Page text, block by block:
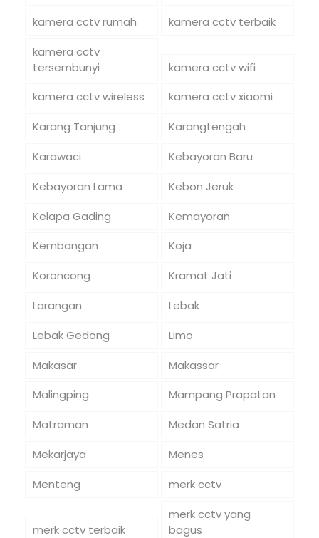
kamera cctv rumah
kamera cctv terbaik
kamera cctv
tersembunyi
kamera cctv wifi
kamera cctv wireless
kamera cctv xiaomi
Karang Tanjung
Karangtengah
Karawaci
Kebayoran Baru
Kebayoran Lama
Kebon Jeruk
Kelapa Gading
Kemayoran
Kembangan
Koja
Koroncong
Kramat Jati
Larangan
Lebak
Lebak Gedong
Limo
Makasar
Makassar
Malingping
Mampang Prapatan
Matraman
Medan Satria
Mekarjaya
Menes
Menteng
merk cctv
merk cctv terbaik
merk cctv yang
bagus